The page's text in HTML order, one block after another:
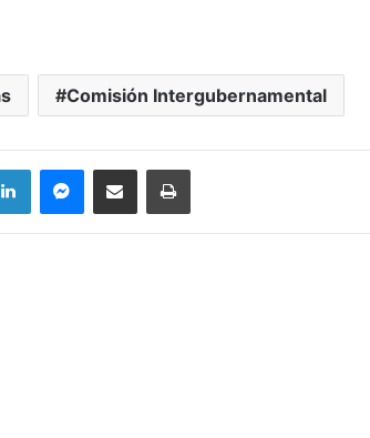
Comisión Intergubernamental
LinkedInMessengerCompartir por correo electrónicoImprimir